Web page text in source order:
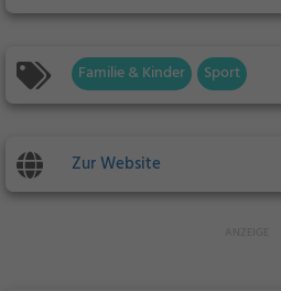
Familie & Kinder Sport
Zur Website